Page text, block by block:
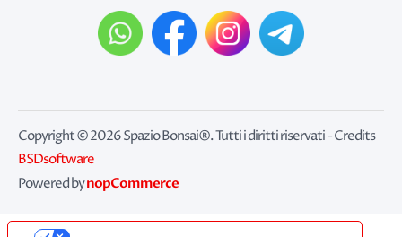
Copyright © 2026 Spazio Bonsai®. Tutti i diritti riservati - Credits
BSDsoftware
Powered bynopCommerce